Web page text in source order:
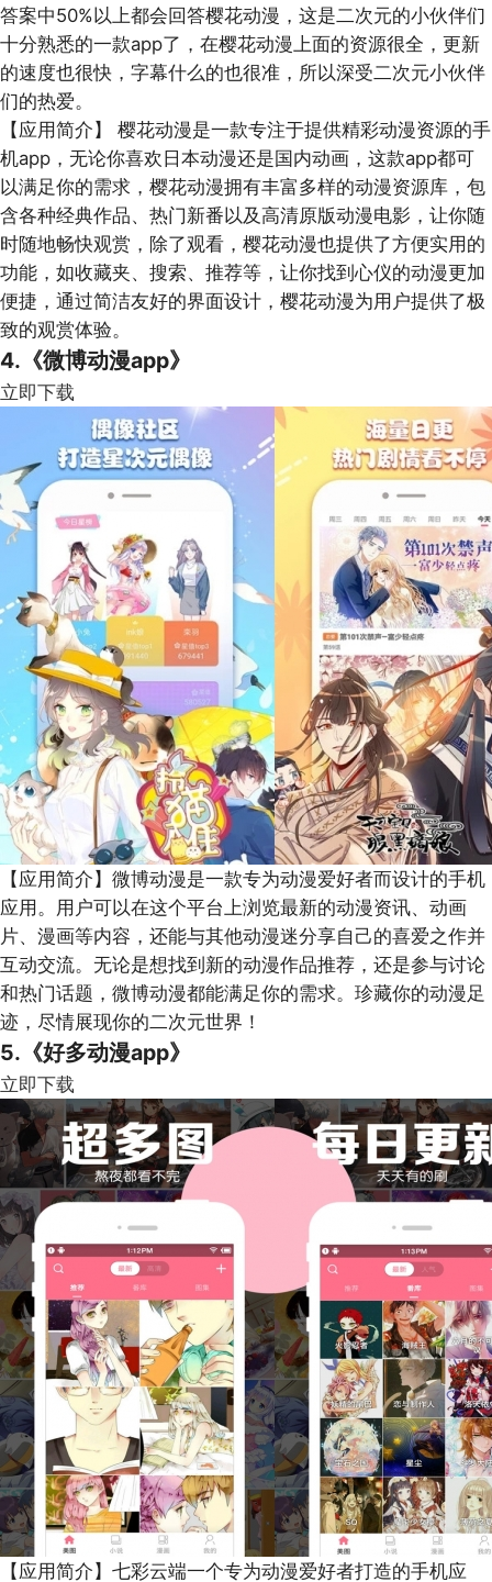
答案中50%以上都会回答樱花动漫，这是二次元的小伙伴们
十分熟悉的一款app了，在樱花动漫上面的资源很全，更新
的速度也很快，字幕什么的也很准，所以深受二次元小伙伴
们的热爱。
【应用简介】
樱花动漫是一款专注于提供精彩动漫资源的手
机app，无论你喜欢日本动漫还是国内动画，这款app都可
以满足你的需求，樱花动漫拥有丰富多样的动漫资源库，包
含各种经典作品、热门新番以及高清原版动漫电影，让你随
时随地畅快观赏，除了观看，樱花动漫也提供了方便实用的
功能，如收藏夹、搜索、推荐等，让你找到心仪的动漫更加
便捷，通过简洁友好的界面设计，樱花动漫为用户提供了极
致的观赏体验。
4.《微博动漫app》
立即下载
【应用简介】 微博动漫是一款专为动漫爱好者而设计的手机
应用。用户可以在这个平台上浏览最新的动漫资讯、动画
片、漫画等内容，还能与其他动漫迷分享自己的喜爱之作并
互动交流。无论是想找到新的动漫作品推荐，还是参与讨论
和热门话题，微博动漫都能满足你的需求。珍藏你的动漫足
迹，尽情展现你的二次元世界！
5.《好多动漫app》
立即下载
【应用简介】 七彩云端一个专为动漫爱好者打造的手机应